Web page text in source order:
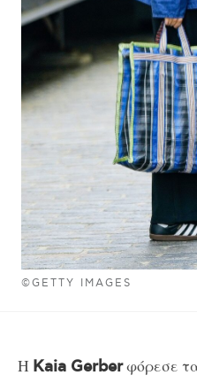
©GETTY IMAGES
Η Kaia Gerberφόρεσε